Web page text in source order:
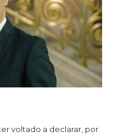
voltado a declarar, por